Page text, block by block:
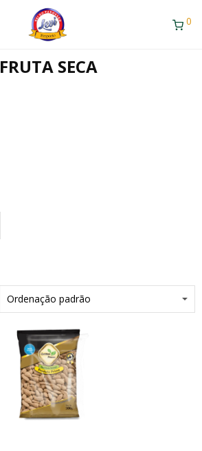
0
FRUTA SECA